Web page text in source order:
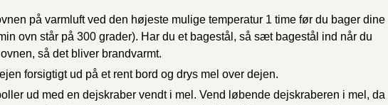
på varmluft ved den højeste mulige temperatur 1 time før du bager dine
ovn står på 300 grader). Har du et bagestål, så sæt bagestål ind når du
så det bliver brandvarmt.
forsigtigt ud på et rent bord og drys mel over dejen.
ud med en dejskraber vendt i mel. Vend løbende dejskraberen i mel, da